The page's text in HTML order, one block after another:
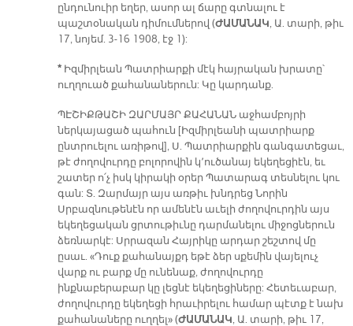
ընդունուիր եղեր, ասոր ալ ճարը գտնալու է
պաշտօնական դիմումներով (ԺԱՄԱՆԱԿ, Ա. տարի, թիւ
17, նոյեմ. 3-16 1908, էջ 1):
*Իզմիրլեան Պատրիարքի մէկ հայրական խրատը՝
ուղղուած քահանաներուն: Կը կարդանք.
ՊԷՇԻՔԹԱՇԻ ԶԱՐՄԱՅՐ ՔԱՀԱՆԱՆ աջհամբոյրի
ներկայացած պահուն [Իզմիրլեանի պատրիարք
ընտրուելու առիթով], Ս. Պատրիարքին գանգատեցաւ,
թէ ժողովուրդը բոլորովին կ՚ուծանայ եկեղեցիէն, եւ
շատեր ո՛չ իսկ կիրակի օրեր Պատարագ տեսնելու կու
գան: Տ. Զարմայր այս առթիւ խնդրեց Նորին
Սրբազնութենէն որ ամենէն աւելի ժողովուրդին այս
եկեղեցական ցրտութիւնը դարմանելու միջոցներուն
ձեռնարկէ: Սրրազան Հայրիկը արդար շեշտով մը
ըսաւ. «Դուք քահանայքդ եթէ ձեր սքեմին վայելուչ
վարք ու բարք մը ունենաք, ժողովուրդը
ինքնաբերաբար կը լեցնէ եկեղեցիները: Հետեւաբար,
ժողովուրդը եկեղեցի հրաւիրելու համար պէտք է նախ
քահանաները ուղղել» (ԺԱՄԱՆԱԿ, Ա. տարի, թիւ 17,